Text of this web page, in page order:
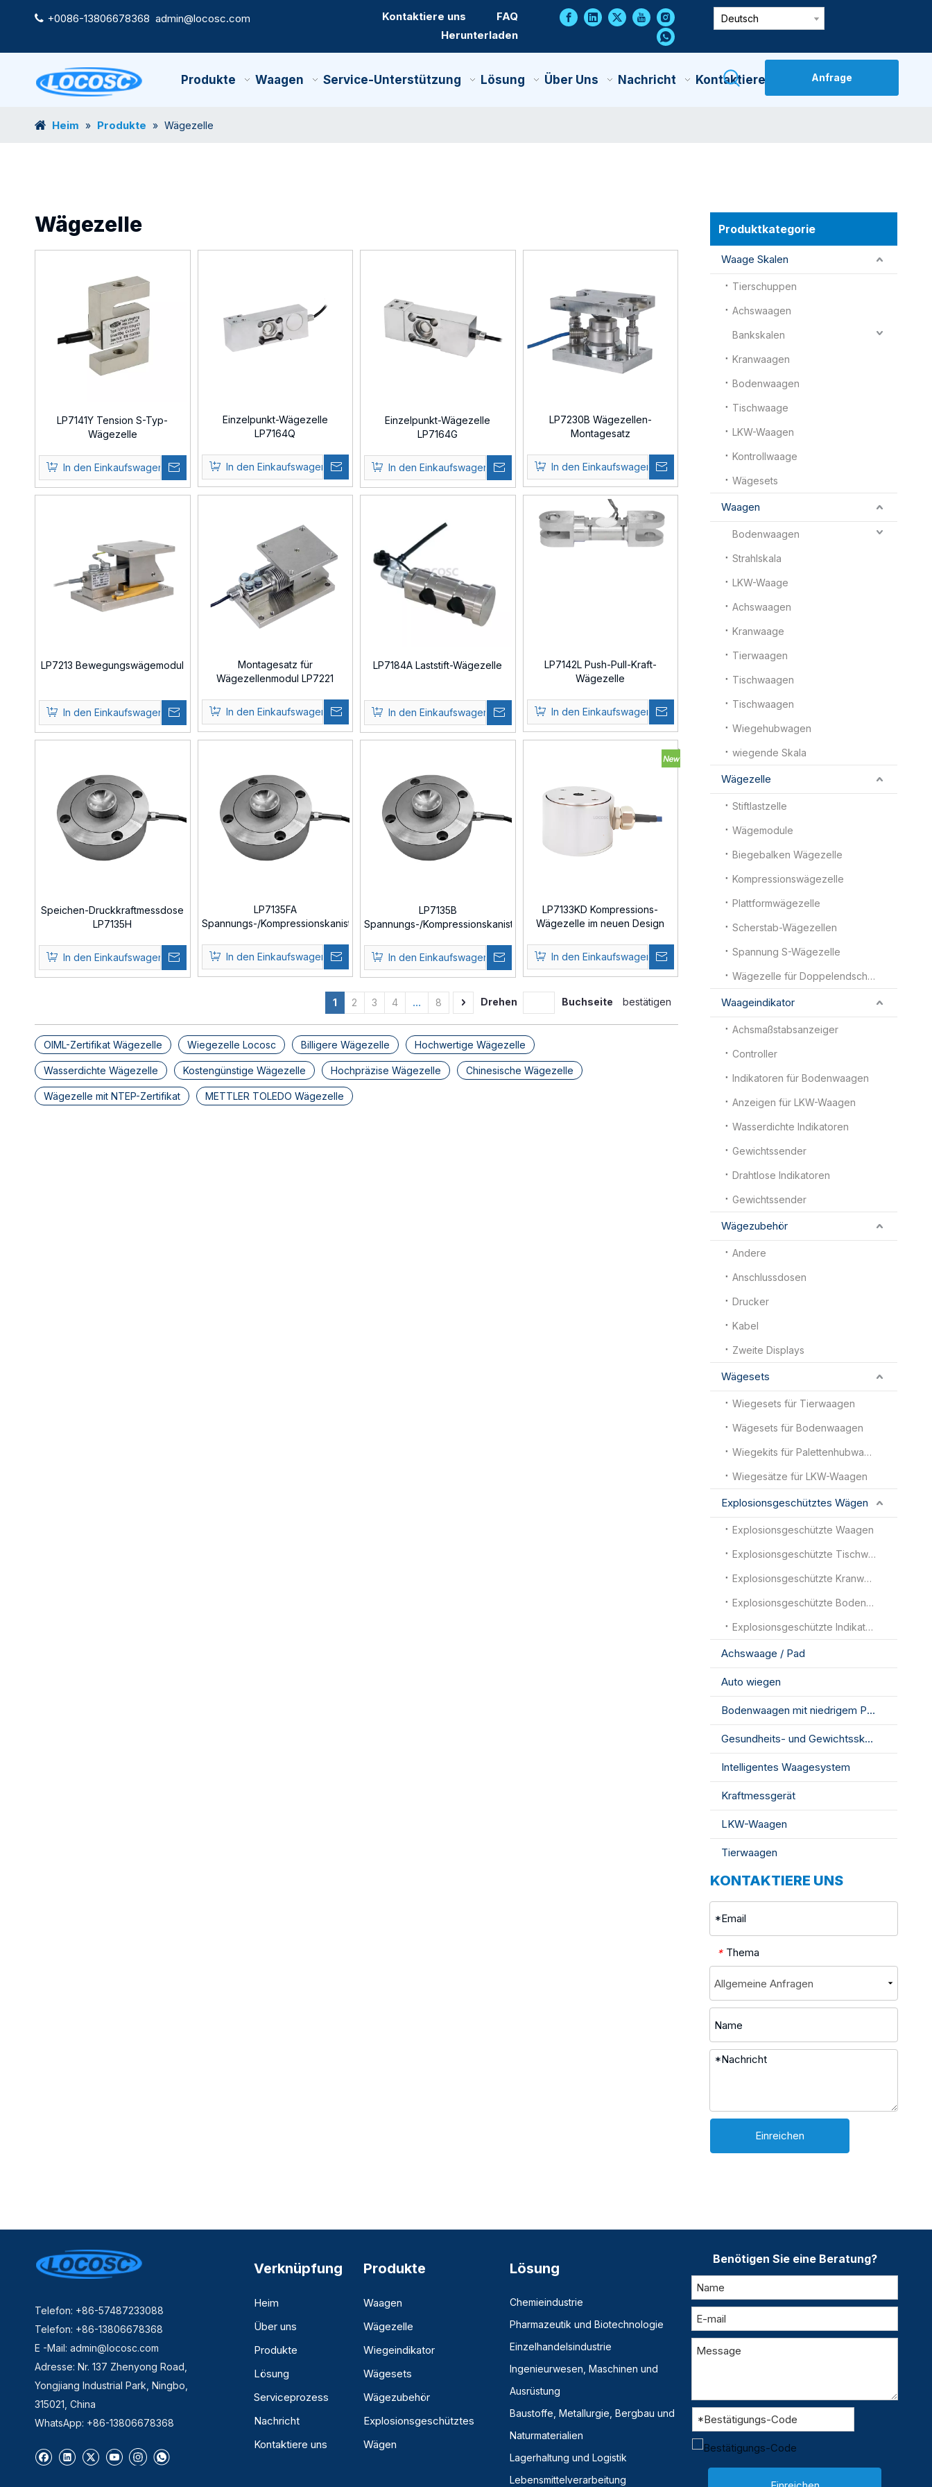
 +0086-13806678368 admin@locosc.com Kontaktiere uns
FAQ
Herunterladen
Deutsch
Produkte Waagen Service-Unterstützung Lösung Über Uns Nachricht Kontaktiere Uns Anfrage
Heim » Produkte » Wägezelle
Wägezelle
LP7141Y Tension S-Typ-
Wägezelle
In den Einkaufswagen
Einzelpunkt-Wägezelle
LP7164Q
In den Einkaufswagen
Einzelpunkt-Wägezelle
LP7164G
In den Einkaufswagen
LP7230B Wägezellen-
Montagesatz
In den Einkaufswagen
LP7213 Bewegungswägemodul
In den Einkaufswagen
Montagesatz für
Wägezellenmodul LP7221
In den Einkaufswagen
LP7184A Laststift-Wägezelle
In den Einkaufswagen
LP7142L Push-Pull-Kraft-
Wägezelle
In den Einkaufswagen
Speichen-Druckkraftmessdose
LP7135H
In den Einkaufswagen
LP7135FA
Spannungs-/Kompressionskanister-
In den Einkaufswagen
LP7135B
Spannungs-/Kompressionskanister-
In den Einkaufswagen
LP7133KD Kompressions-
Wägezelle im neuen Design
In den Einkaufswagen
1 2 3 4 ... 8 Drehen Buchseite bestätigen
OIML-Zertifikat Wägezelle Wiegezelle Locosc Billigere Wägezelle Hochwertige Wägezelle
Wasserdichte Wägezelle Kostengünstige Wägezelle Hochpräzise Wägezelle Chinesische Wägezelle
Wägezelle mit NTEP-Zertifikat METTLER TOLEDO Wägezelle
Produktkategorie
Waage Skalen
Tierschuppen
Achswaagen
Bankskalen
Kranwaagen
Bodenwaagen
Tischwaage
LKW-Waagen
Kontrollwaage
Wägesets
Waagen
Bodenwaagen
Strahlskala
LKW-Waage
Achswaagen
Kranwaage
Tierwaagen
Tischwaagen
Tischwaagen
Wiegehubwagen
wiegende Skala
Wägezelle
Stiftlastzelle
Wägemodule
Biegebalken Wägezelle
Kompressionswägezelle
Plattformwägezelle
Scherstab-Wägezellen
Spannung S-Wägezelle
Wägezelle für Doppelendscherbalken
Waageindikator
Achsmaßstabsanzeiger
Controller
Indikatoren für Bodenwaagen
Anzeigen für LKW-Waagen
Wasserdichte Indikatoren
Gewichtssender
Drahtlose Indikatoren
Gewichtssender
Wägezubehör
Andere
Anschlussdosen
Drucker
Kabel
Zweite Displays
Wägesets
Wiegesets für Tierwaagen
Wägesets für Bodenwaagen
Wiegekits für Palettenhubwagenwaagen
Wiegesätze für LKW-Waagen
Explosionsgeschütztes Wägen
Explosionsgeschützte Waagen
Explosionsgeschützte Tischwaagen
Explosionsgeschützte Kranwaagen
Explosionsgeschützte Bodenwaagen
Explosionsgeschützte Indikatoren
Achswaage / Pad
Auto wiegen
Bodenwaagen mit niedrigem Profil
Gesundheits- und Gewichtsskala
Intelligentes Waagesystem
Kraftmessgerät
LKW-Waagen
Tierwaagen
KONTAKTIERE UNS
* Thema
Einreichen
Telefon: +86-57487233088
Telefon: +86-13806678368
E -Mail: admin@locosc.com
Adresse: Nr. 137 Zhenyong Road,
Yongjiang Industrial Park, Ningbo,
315021, China
WhatsApp: +86-13806678368
Verknüpfung
Heim
Über uns
Produkte
Lösung
Serviceprozess
Nachricht
Kontaktiere uns
Produkte
Waagen
Wägezelle
Wiegeindikator
Wägesets
Wägezubehör
Explosionsgeschütztes
Wägen
Lösung
Chemieindustrie
Pharmazeutik und Biotechnologie
Einzelhandelsindustrie
Ingenieurwesen, Maschinen und
Ausrüstung
Baustoffe, Metallurgie, Bergbau und
Naturmaterialien
Lagerhaltung und Logistik
Lebensmittelverarbeitung
Benötigen Sie eine Beratung?